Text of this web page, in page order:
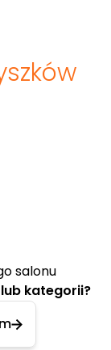
salonu
kategorii?